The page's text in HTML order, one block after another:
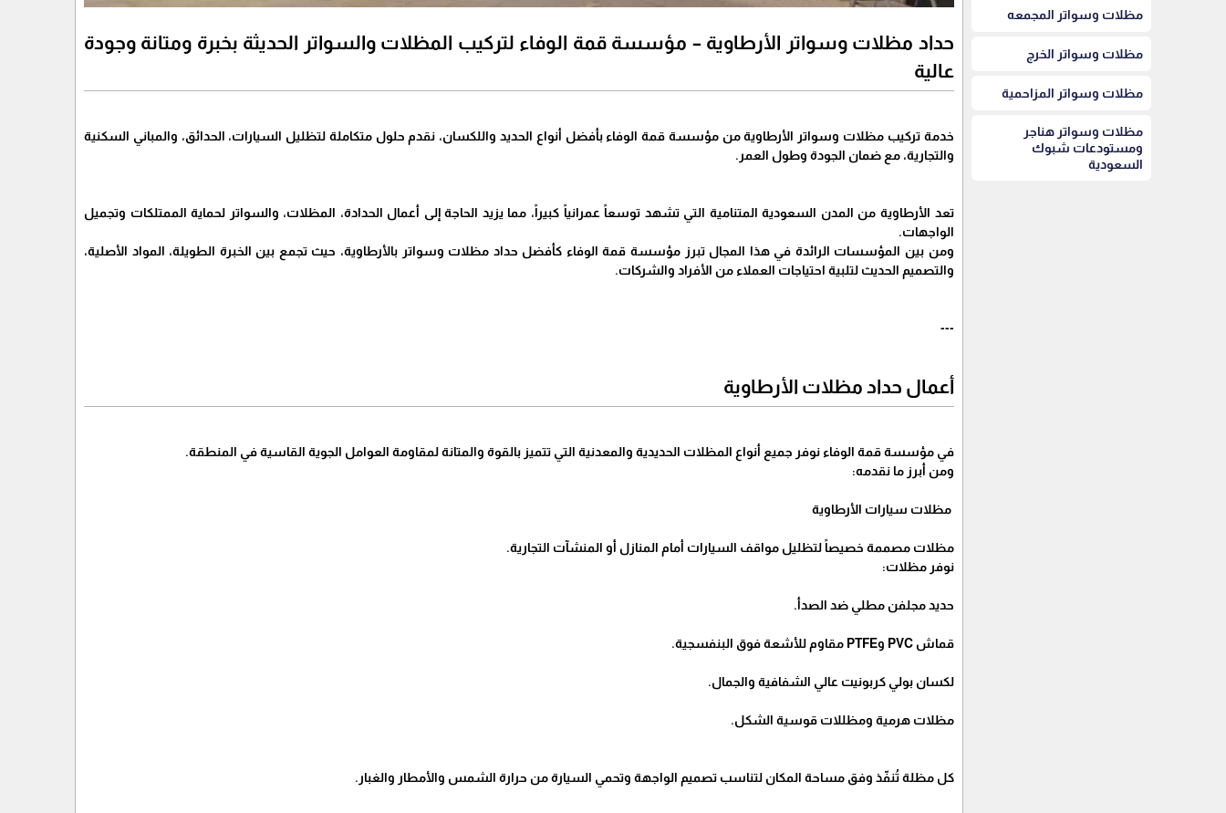
مظلات وسواتر المجمعه
مظلات وسواتر الخرج
مظلات وسواتر المزاحمية
مظلات وسواتر هناجر
ومستودعات شبوك
السعودية
حداد مظلات وسواتر الأرطاوية – مؤسسة قمة الوفاء لتركيب المظلات والسواتر الحديثة بخبرة ومتانة وجودة
عالية
خدمة تركيب مظلات وسواتر الأرطاوية من مؤسسة قمة الوفاء بأفضل أنواع الحديد واللكسان، نقدم حلول متكاملة لتظليل السيارات، الحدائق، والمباني السكنية
والتجارية، مع ضمان الجودة وطول العمر.
تعد الأرطاوية من المدن السعودية المتنامية التي تشهد توسعاً عمرانياً كبيراً، مما يزيد الحاجة إلى أعمال الحدادة، المظلات، والسواتر لحماية الممتلكات وتجميل
الواجهات.
ومن بين المؤسسات الرائدة في هذا المجال تبرز مؤسسة قمة الوفاء كأفضل حداد مظلات وسواتر بالأرطاوية، حيث تجمع بين الخبرة الطويلة، المواد الأصلية،
والتصميم الحديث لتلبية احتياجات العملاء من الأفراد والشركات.
---
أعمال حداد مظلات الأرطاوية
في مؤسسة قمة الوفاء نوفر جميع أنواع المظلات الحديدية والمعدنية التي تتميز بالقوة والمتانة لمقاومة العوامل الجوية القاسية في المنطقة.
ومن أبرز ما نقدمه:
مظلات سيارات الأرطاوية
مظلات مصممة خصيصاً لتظليل مواقف السيارات أمام المنازل أو المنشآت التجارية.
نوفر مظلات:
حديد مجلفن مطلي ضد الصدأ.
قماش PVC وPTFE مقاوم للأشعة فوق البنفسجية.
لكسان بولي كربونيت عالي الشفافية والجمال.
مظلات هرمية ومظللات قوسية الشكل.
كل مظلة تُنفّذ وفق مساحة المكان لتناسب تصميم الواجهة وتحمي السيارة من حرارة الشمس والأمطار والغبار.